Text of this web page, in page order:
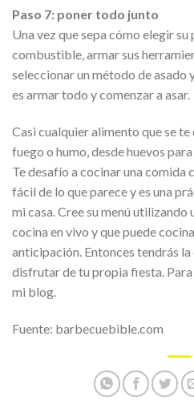
Paso 7: poner todo junto
Una vez que sepa cómo elegir
combustible, armar sus
seleccionar un método de asado
es armar todo y comenzar a asar.
Casi cualquier alimento que se
fuego o humo, desde huevos
Te desafío a cocinar una comida
fácil de lo que parece y es una
mi casa. Cree su menú utilizando
cocina en vivo y que puede
anticipación. Entonces tendrás
disfrutar de tu propia fiesta.
mi blog.
Fuente: barbecuebible.com